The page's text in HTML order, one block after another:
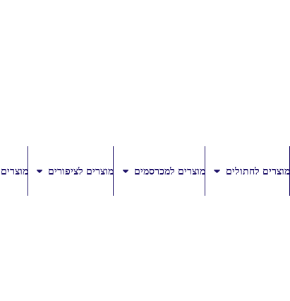
מוצרים לחתולים מוצרים למכרסמים מוצרים לציפורים